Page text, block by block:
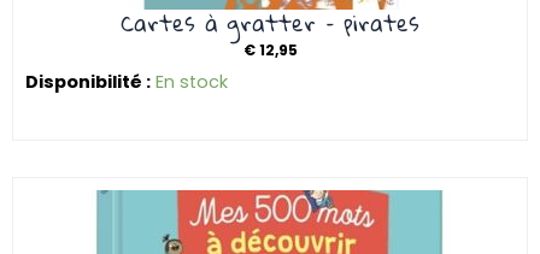
Cartes à gratter – pirates
€12,95
Disponibilité : En stock